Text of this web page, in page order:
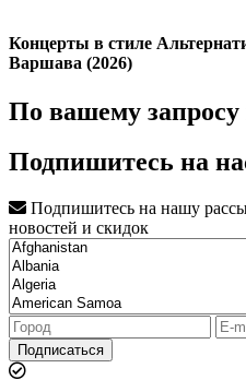
Концерты в стиле
Варшава (2026)
По вашему запросу
Подпишитесь на
Подпишитесь на нашу
новостей и скидок
Подписаться